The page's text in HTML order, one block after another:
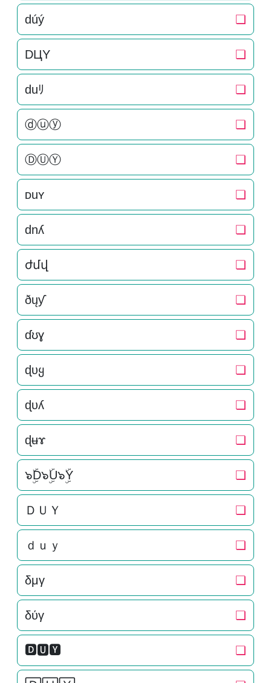
dúý ❏
DЦY ❏
duﾘ ❏
ⓓⓤⓨ ❏
ⒹⓊⓎ ❏
ᴅuʏ ❏
dnʎ ❏
ժմվ ❏
ðųƴ ❏
ɗʊɣ ❏
ɖυყ ❏
ɖυʎ ❏
ɖʉɤ ❏
๖ۣۜD๖ۣۜU๖ۣۜY ❏
ＤＵＹ ❏
ｄｕｙ ❏
δμγ ❏
δύγ ❏
🅳🆄🆈 ❏